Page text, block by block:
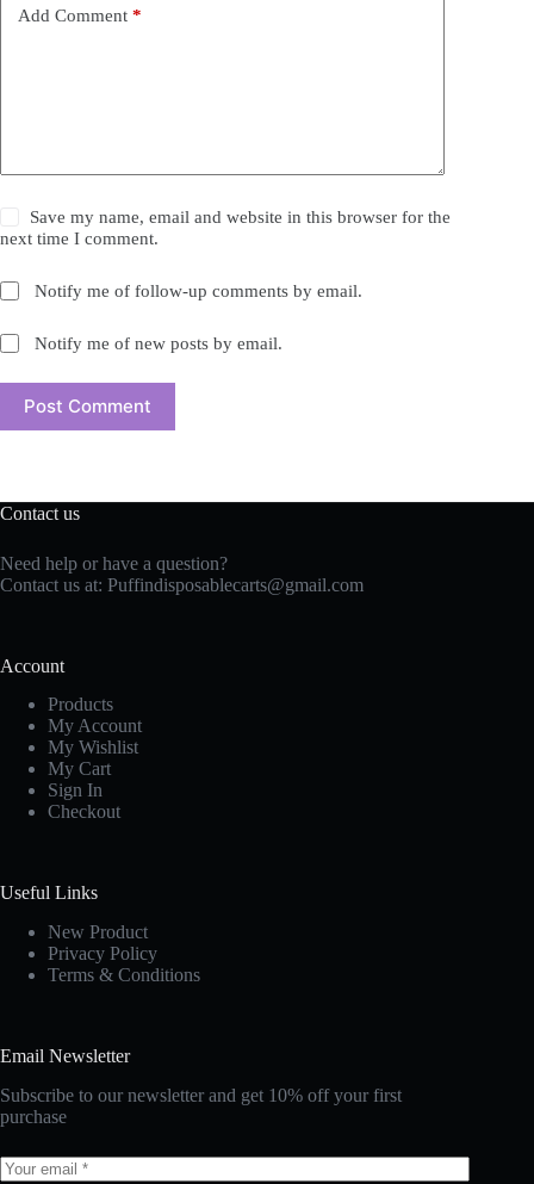
Add Comment *
Save my name, email and website in this browser for the
next time I comment.
Notify me of follow-up comments by email.
Notify me of new posts by email.
Post Comment
Contact us
Need help or have a question?
Contact us at: Puffindisposablecarts@gmail.com
Account
Products
My Account
My Wishlist
My Cart
Sign In
Checkout
Useful Links
New Product
Privacy Policy
Terms & Conditions
Email Newsletter
Subscribe to our newsletter and get 10% off your first
purchase